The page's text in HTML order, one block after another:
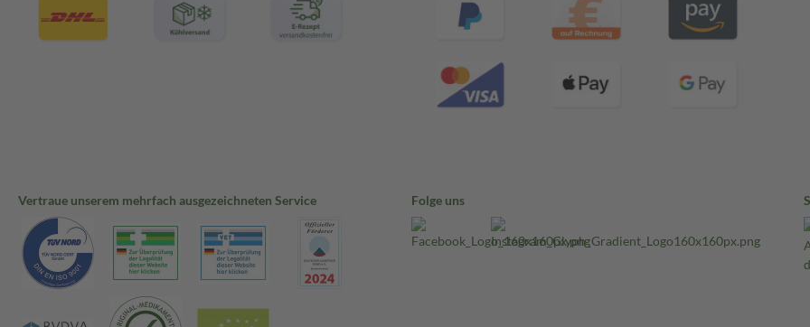
Vertraue unserem mehrfach ausgezeichneten Service Folge uns